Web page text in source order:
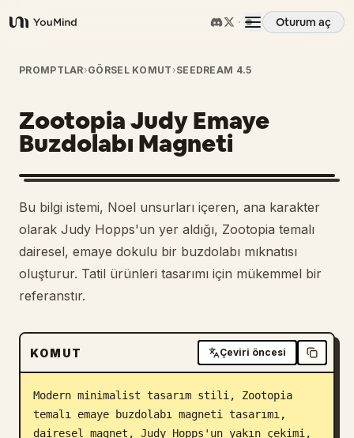
YouMind
Oturum aç
Genel Bakış
Kullanım Senaryoları
Beceriler
İstemler
Fiyatlandırma
Blog
Güncellemeler
PROMPTLAR›GÖRSEL KOMUT ›SEEDREAM 4.5
Zootopia Judy Emaye
Buzdolabı Magneti
Bu bilgi istemi, Noel unsurları içeren, ana karakter
olarak Judy Hopps'un yer aldığı, Zootopia temalı
dairesel, emaye dokulu bir buzdolabı mıknatısı
oluşturur. Tatil ürünleri tasarımı için mükemmel bir
referanstır.
KOMUT Çeviri öncesi
Modern minimalist tasarım stili, Zootopia
temalı emaye buzdolabı magneti tasarımı,
dairesel magnet, Judy Hopps'un yakın çekimi,